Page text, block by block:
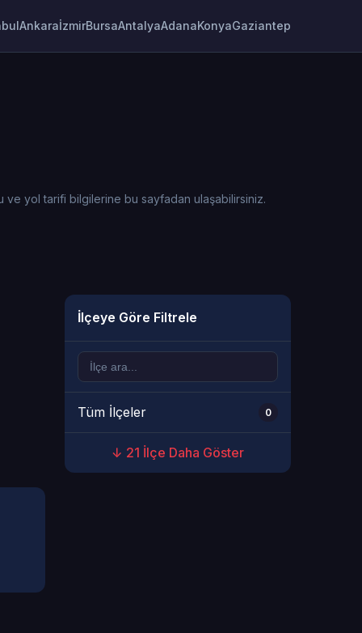
AnkaraİzmirBursaAntalyaAdanaKonyaGaziantep
ve yol tarifi bilgilerine bu sayfadan ulaşabilirsiniz.
İlçeye Göre Filtrele
Tüm İlçeler 0
↓ 21 İlçe Daha Göster